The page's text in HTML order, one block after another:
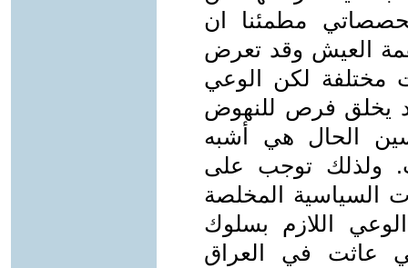
مطمئنا ان
العيش وقد تعرض
مختلفة لكن الوعي
قد يخلق فرص للنهوض
الحال هي أشبه
ولذلك توجب على
السياسية المخلصة
اللازم بسلوك
عاثت في العراق